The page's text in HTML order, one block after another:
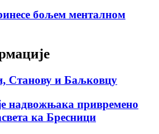
бољем менталном
Станову и Баљковцу
надвожњака привремено
ка Бресници